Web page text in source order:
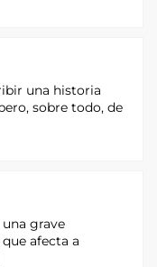
una historia
sobre todo, de
una grave
afecta a